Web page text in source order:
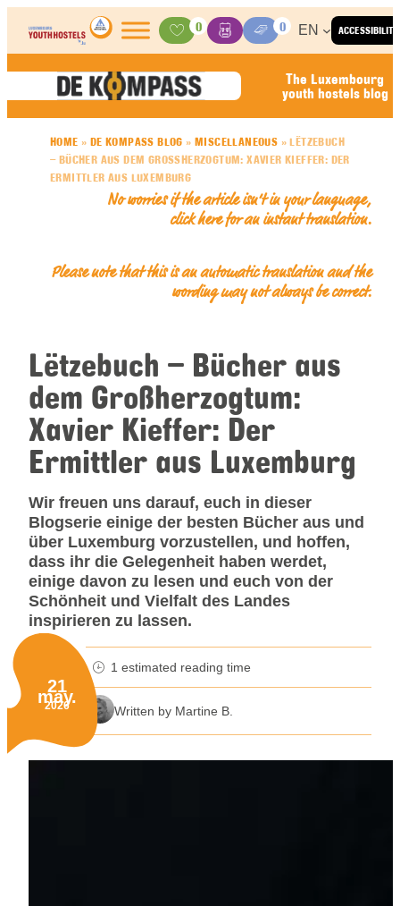
Skip to content
ACCESSIBILITY
Activities
0
BasketMedia Center
0 EN
The Luxembourg
youth hostels blog
HOME » DE KOMPASS BLOG »MISCELLANEOUS »LËTZEBUCH
– BÜCHER AUS DEM GROSSHERZOGTUM: XAVIER KIEFFER: DER E
RMITTLER AUS LUXEMBURG
No worries if the article isn’t in your language,
click here for an instant translation.
Please note that this is an automatic translation and the
wording may not always be correct.
Lëtzebuch – Bücher aus
dem Großherzogtum:
Xavier Kieffer: Der
Ermittler aus Luxemburg
Wir freuen uns darauf, euch in dieser
Blogserie einige der besten Bücher aus und
über Luxemburg vorzustellen, und hoffen,
dass ihr die Gelegenheit haben werdet,
einige davon zu lesen und euch von der
Schönheit und Vielfalt des Landes
inspirieren zu lassen.
Published on:
21
may.
2026
minutes reading time
1 estimated reading time
Written by Martine B.